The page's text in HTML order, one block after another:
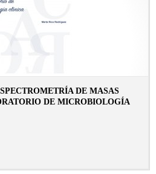
DE MASAS
DE MICROBIOLOGÍA